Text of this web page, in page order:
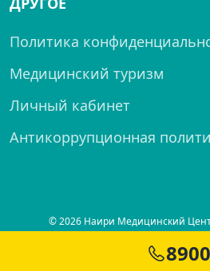
8900
Политика
Медицинский туризм
Личный кабинет
Антикоррупционная
© 2026 Наири Медицинский
Created by